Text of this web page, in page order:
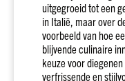
landen
Druif
Pinot
grigio
uitgegroeid tot een
in Italië, maar over
voorbeeld van hoe
blijvende culinaire
keuze voor
verfrissende en